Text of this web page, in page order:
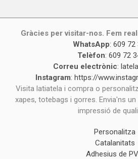
Gràcies per visitar-nos. Fem
WhatsApp: 609 72
Telèfon: 609 72
Correu electrònic:
Instagram: https://
Visita latiatela i compra o
xapes, totebags i gorres. Envia'ns
impressió de
Personalitza
Catalanitats
Adhesius de